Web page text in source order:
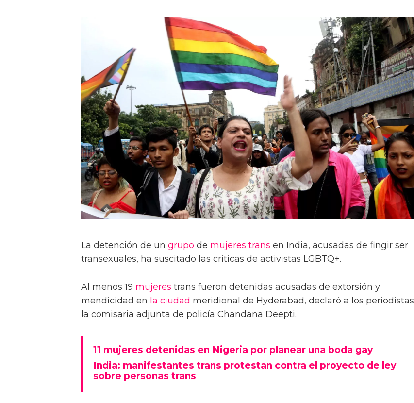
La detención de un grupo de mujeres trans en India, acusadas de fingir ser
transexuales, ha suscitado las críticas de activistas LGBTQ+.
Al menos 19 mujeres trans fueron detenidas acusadas de extorsión y
mendicidad en la ciudad meridional de Hyderabad, declaró a los periodistas
la comisaria adjunta de policía Chandana Deepti.
11 mujeres detenidas en Nigeria por planear una boda gay
India: manifestantes trans protestan contra el proyecto de ley
sobre personas trans